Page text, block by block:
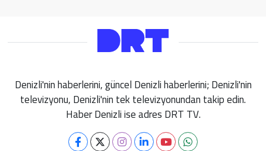
Denizli'nin haberlerini, güncel Denizli haberlerini; Denizli'nin
televizyonu, Denizli'nin tek televizyonundan takip edin.
Haber Denizli ise adres DRT TV.